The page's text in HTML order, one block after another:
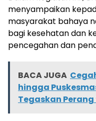
menyampaikan
masyarakat bahaya
bagi kesehatan dan
pencegahan dan
BACA JUGA
hingga
Tegaskan